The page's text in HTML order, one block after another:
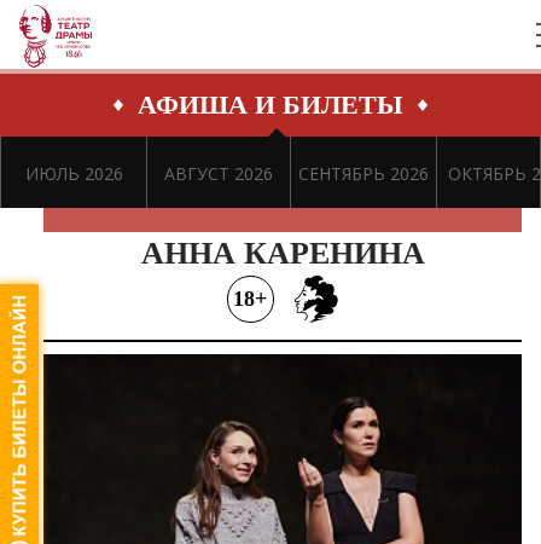
АФИША И БИЛЕТЫ
ИЮЛЬ 2026 АВГУСТ 2026 СЕНТЯБРЬ 2026 ОКТЯБРЬ
АННА КАРЕНИНА
18+